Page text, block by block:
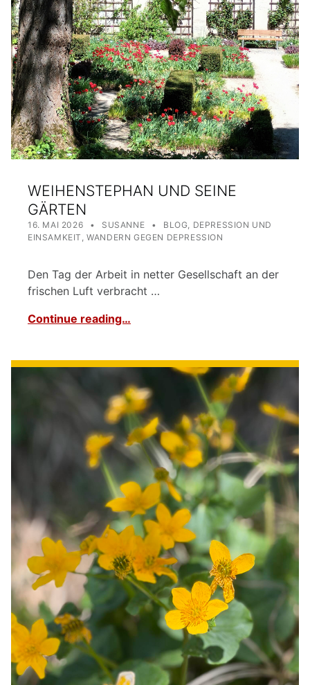
WEIHENSTEPHAN UND SEINE
GÄRTEN
POSTED ON:
16. MAI 2026 SUSANNE CATEGORIZED IN:
BLOG
DEPRESSION UND
EINSAMKEIT ,WANDERN GEGEN DEPRESSION
Den Tag der Arbeit in netter Gesellschaft an der
frischen Luft verbracht …
Continue reading…